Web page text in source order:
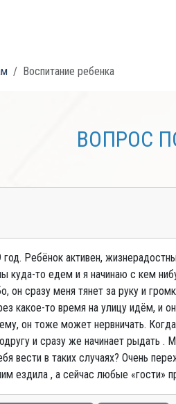
Воспитание ребенка
ВОПРОС
Ребёнок активен,
куда-то едем и я начинаю с кем
он сразу меня тянет за руку и
какое-то время на улицу идём, и
он тоже может нервничать.
и сразу же начинает рыдать .
вести в таких случаях? Очень
ездила , а сейчас любые «гости»